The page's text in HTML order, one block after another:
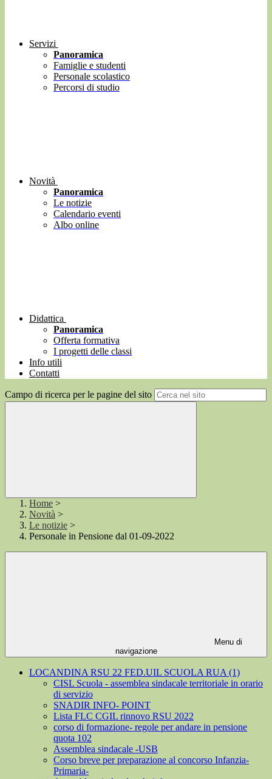
Servizi
Panoramica
Famiglie e studenti
Personale scolastico
Percorsi di studio
Novità
Panoramica
Le notizie
Calendario eventi
Albo online
Didattica
Panoramica
Offerta formativa
I progetti delle classi
Info utili
Contatti
Campo di ricerca per le pagine del sito
Home >
Novità >
Le notizie >
Personale in Pensione dal 01-09-2022
Menu di
navigazione
LOCANDINA RSU 22 FED.UIL SCUOLA RUA (1)
CISL Scuola - assemblea sindacale territoriale in orario
di servizio
SNADIR INFO- POINT
Lista FLC CGIL rinnovo RSU 2022
corso di formazione- regole per andare in pensione
quota 102
Assemblea sindacale -USB
Corso breve per preparazione al concorso Infanzia-
Primaria-